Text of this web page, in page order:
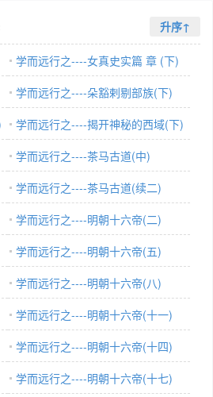
升序↑
学而远行之----女真史实篇 章 (下)
学而远行之----朵豁剌剔部族(下)
学而远行之----揭开神秘的西域(下)
学而远行之----茶马古道(中)
学而远行之----茶马古道(续二)
学而远行之----明朝十六帝(二)
学而远行之----明朝十六帝(五)
学而远行之----明朝十六帝(八)
学而远行之----明朝十六帝(十一)
学而远行之----明朝十六帝(十四)
学而远行之----明朝十六帝(十七)